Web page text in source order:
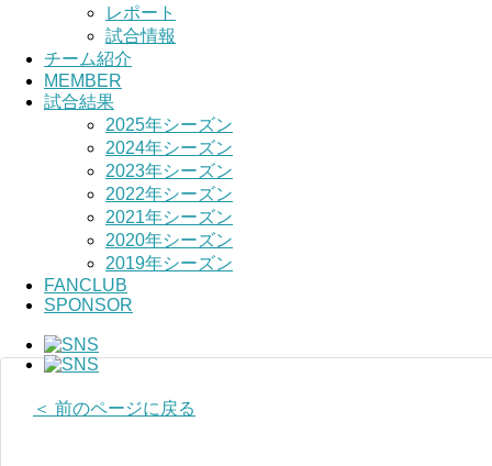
レポート
試合情報
チーム紹介
MEMBER
試合結果
2025年シーズン
2024年シーズン
2023年シーズン
2022年シーズン
2021年シーズン
2020年シーズン
2019年シーズン
FANCLUB
SPONSOR
＜ 前のページに戻る